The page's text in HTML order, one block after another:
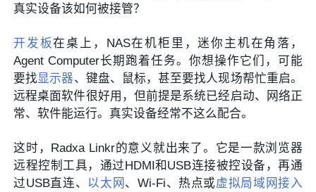
真实设备该如何被接管？
开发板在桌上，NAS在机柜里，迷你主机在角落，
Agent Computer长期跑着任务。你想操作它们，可能
要找显示器、键盘、鼠标，甚至要找人现场帮忙重启。
远程桌面软件很好用，但前提是系统已经启动、网络正
常、软件能运行。真实设备经常不这么配合。
这时，Radxa Linkr的意义就出来了。它是一款浏览器
远程控制工具，通过HDMI和USB连接被控设备，再通
过USB直连、 以太网 、Wi-Fi、热点或虚拟局域网接入